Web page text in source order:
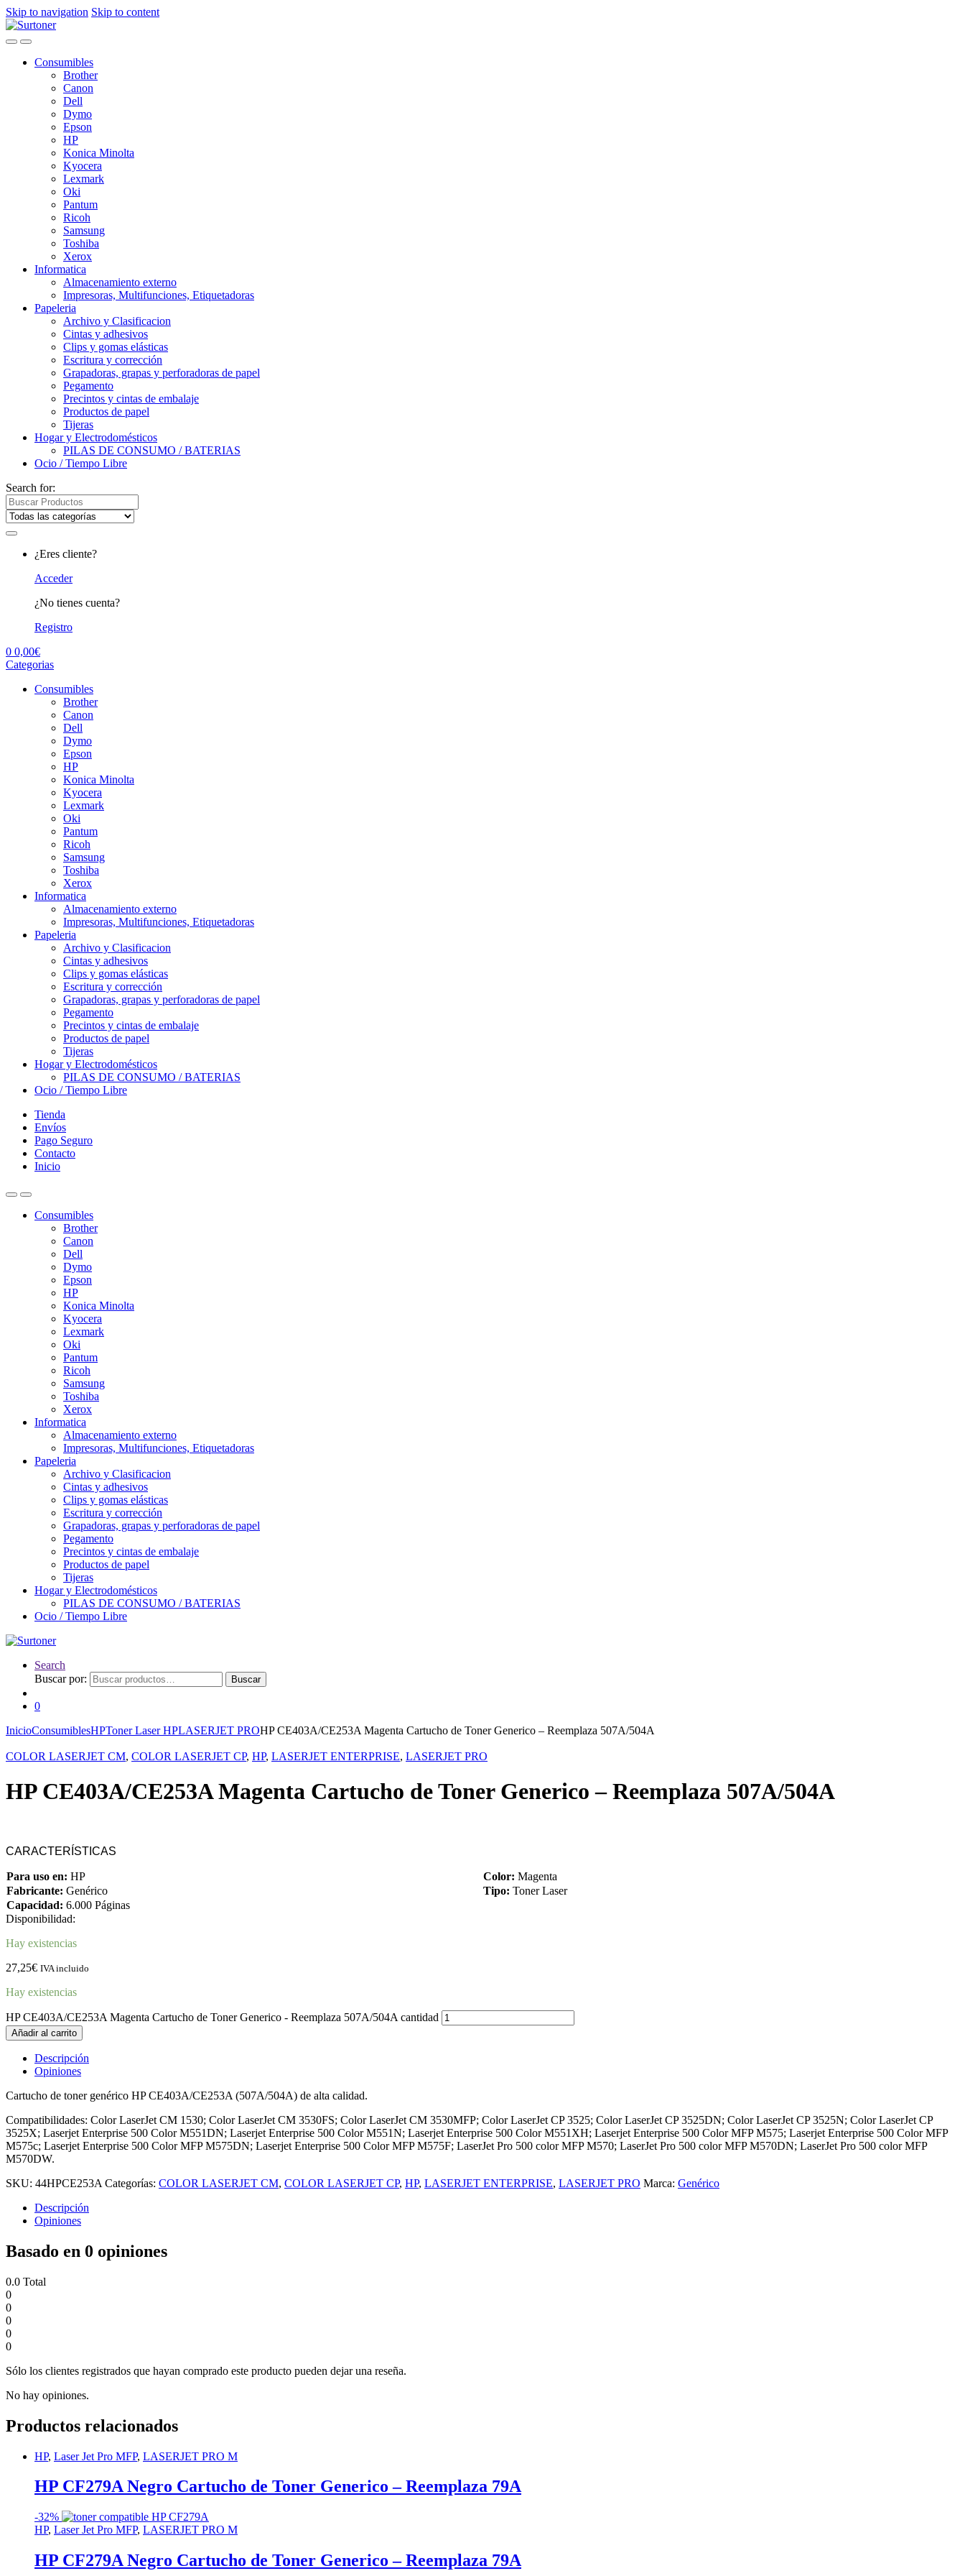
Skip to navigation Skip to content
Consumibles
Brother
Canon
Dell
Dymo
Epson
HP
Konica Minolta
Kyocera
Lexmark
Oki
Pantum
Ricoh
Samsung
Toshiba
Xerox
Informatica
Almacenamiento externo
Impresoras, Multifunciones, Etiquetadoras
Papeleria
Archivo y Clasificacion
Cintas y adhesivos
Clips y gomas elásticas
Escritura y corrección
Grapadoras, grapas y perforadoras de papel
Pegamento
Precintos y cintas de embalaje
Productos de papel
Tijeras
Hogar y Electrodomésticos
PILAS DE CONSUMO / BATERIAS
Ocio / Tiempo Libre
Search for:
¿Eres cliente?
Acceder
¿No tienes cuenta?
Registro
0 0,00€
Categorias
Consumibles
Brother
Canon
Dell
Dymo
Epson
HP
Konica Minolta
Kyocera
Lexmark
Oki
Pantum
Ricoh
Samsung
Toshiba
Xerox
Informatica
Almacenamiento externo
Impresoras, Multifunciones, Etiquetadoras
Papeleria
Archivo y Clasificacion
Cintas y adhesivos
Clips y gomas elásticas
Escritura y corrección
Grapadoras, grapas y perforadoras de papel
Pegamento
Precintos y cintas de embalaje
Productos de papel
Tijeras
Hogar y Electrodomésticos
PILAS DE CONSUMO / BATERIAS
Ocio / Tiempo Libre
Tienda
Envíos
Pago Seguro
Contacto
Inicio
Consumibles
Brother
Canon
Dell
Dymo
Epson
HP
Konica Minolta
Kyocera
Lexmark
Oki
Pantum
Ricoh
Samsung
Toshiba
Xerox
Informatica
Almacenamiento externo
Impresoras, Multifunciones, Etiquetadoras
Papeleria
Archivo y Clasificacion
Cintas y adhesivos
Clips y gomas elásticas
Escritura y corrección
Grapadoras, grapas y perforadoras de papel
Pegamento
Precintos y cintas de embalaje
Productos de papel
Tijeras
Hogar y Electrodomésticos
PILAS DE CONSUMO / BATERIAS
Ocio / Tiempo Libre
Search
Buscar por:
Buscar
0
InicioConsumiblesHPToner Laser HPLASERJET PROHP CE403A/CE253A Magenta Cartucho de Toner Generico – Reemplaza 507A/504A
COLOR LASERJET CM, COLOR LASERJET CP, HP, LASERJET ENTERPRISE, LASERJET PRO
HP CE403A/CE253A Magenta Cartucho de Toner Generico – Reemplaza 507A/504A
CARACTERÍSTICAS
Para uso en: HP Color: Magenta
Fabricante: Genérico Tipo: Toner Laser
Capacidad: 6.000 Páginas
Disponibilidad:
Hay existencias
27,25€ IVA incluido
Hay existencias
HP CE403A/CE253A Magenta Cartucho de Toner Generico - Reemplaza 507A/504A cantidad
Añadir al carrito
Descripción
Opiniones
Cartucho de toner genérico HP CE403A/CE253A (507A/504A) de alta calidad.
Compatibilidades: Color LaserJet CM 1530; Color LaserJet CM 3530FS; Color LaserJet CM 3530MFP; Color LaserJet CP 3525; Color LaserJet CP 3525DN; Color LaserJet CP 3525N; Color LaserJet CP
3525X; Laserjet Enterprise 500 Color M551DN; Laserjet Enterprise 500 Color M551N; Laserjet Enterprise 500 Color M551XH; Laserjet Enterprise 500 Color MFP M575; Laserjet Enterprise 500 Color MFP
M575c; Laserjet Enterprise 500 Color MFP M575DN; Laserjet Enterprise 500 Color MFP M575F; LaserJet Pro 500 color MFP M570; LaserJet Pro 500 color MFP M570DN; LaserJet Pro 500 color MFP
M570DW.
SKU: 44HPCE253A Categorías: COLOR LASERJET CM, COLOR LASERJET CP, HP, LASERJET ENTERPRISE, LASERJET PRO Marca: Genérico
Descripción
Opiniones
Basado en 0 opiniones
0.0 Total
0
0
0
0
0
Sólo los clientes registrados que hayan comprado este producto pueden dejar una reseña.
No hay opiniones.
Productos relacionados
HP, Laser Jet Pro MFP, LASERJET PRO M
HP CF279A Negro Cartucho de Toner Generico – Reemplaza 79A
-32%
HP, Laser Jet Pro MFP, LASERJET PRO M
HP CF279A Negro Cartucho de Toner Generico – Reemplaza 79A